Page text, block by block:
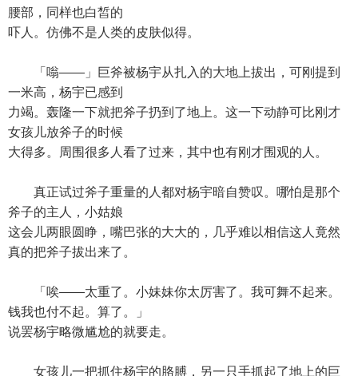
腰部，同样也白皙的
吓人。仿佛不是人类的皮肤似得。
「嗡——」巨斧被杨宇从扎入的大地上拔出，可刚提到
一米高，杨宇已感到
力竭。轰隆一下就把斧子扔到了地上。这一下动静可比刚才
女孩儿放斧子的时候
大得多。周围很多人看了过来，其中也有刚才围观的人。
真正试过斧子重量的人都对杨宇暗自赞叹。哪怕是那个
斧子的主人，小姑娘
这会儿两眼圆睁，嘴巴张的大大的，几乎难以相信这人竟然
真的把斧子拔出来了。
「唉——太重了。小妹妹你太厉害了。我可舞不起来。
钱我也付不起。算了。」
说罢杨宇略微尴尬的就要走。
女孩儿一把抓住杨宇的胳膊，另一只手抓起了地上的巨